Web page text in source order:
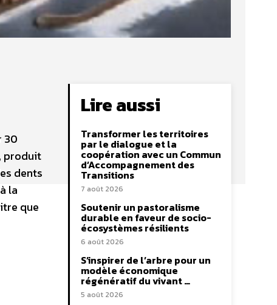
30
produit
dents
la
que
Lire aussi
Transformer les territoires
par le dialogue et la
coopération avec un Commun
d’Accompagnement des
Transitions
7 août 2026
Soutenir un pastoralisme
durable en faveur de socio-
écosystèmes résilients
6 août 2026
S’inspirer de l’arbre pour un
modèle économique
régénératif du vivant …
5 août 2026